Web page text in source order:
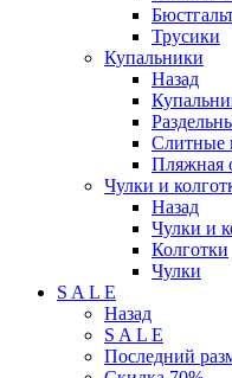
Трусики
Купальники
Назад
Слитные
Пляжная
Чулки и
Назад
Чулки и
Колготки
Чулки
S A L E
Назад
S A L E
Последний